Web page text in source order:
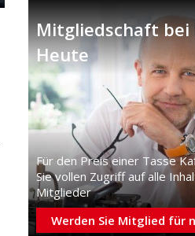
Mitgliedschaft bei
Heute
Für den Preis einer Tasse
Sie vollen Zugriff auf alle
Mitglieder
Werden Sie Mitglied für